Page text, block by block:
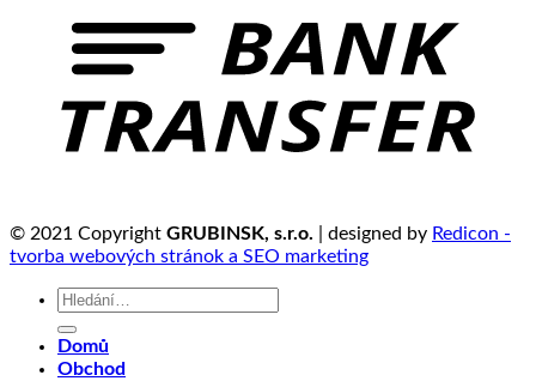
© 2021 Copyright GRUBINSK, s.r.o. | designed by Redicon -
tvorba webových stránok a SEO marketing
Hledat:
Domů
Obchod